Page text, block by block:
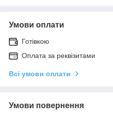
Умови оплати
Готівкою
Оплата за реквізитами
Всі умови оплати
Умови повернення